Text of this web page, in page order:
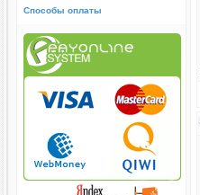
Способы оплаты